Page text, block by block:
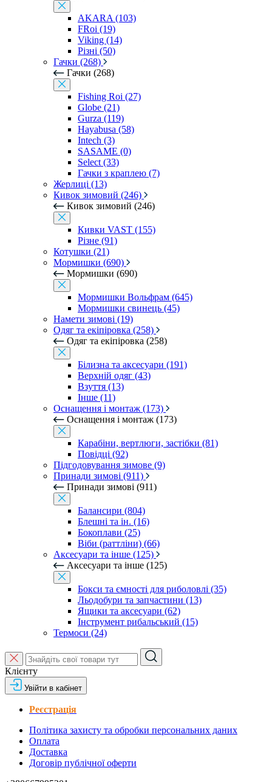
AKARA (103)
FRoi (19)
Viking (14)
Різні (50)
Гачки (268)
Гачки (268)
Fishing Roi (27)
Globe (21)
Gurza (119)
Hayabusa (58)
Intech (3)
SASAME (0)
Select (33)
Гачки з краплею (7)
Жерлиці (13)
Кивок зимовий (246)
Кивок зимовий (246)
Кивки VAST (155)
Різне (91)
Котушки (21)
Мормишки (690)
Мормишки (690)
Мормишки Вольфрам (645)
Мормишки свинець (45)
Намети зимові (19)
Одяг та екіпіровка (258)
Одяг та екіпіровка (258)
Білизна та аксесуари (191)
Верхній одяг (43)
Взуття (13)
Інше (11)
Оснащення і монтаж (173)
Оснащення і монтаж (173)
Карабіни, вертлюги, застібки (81)
Повідці (92)
Підгодовування зимове (9)
Принади зимові (911)
Принади зимові (911)
Балансири (804)
Блешні та ін. (16)
Бокоплави (25)
Віби (раттліни) (66)
Аксесуари та інше (125)
Аксесуари та інше (125)
Бокси та ємності для риболовлі (35)
Льодобури та запчастини (13)
Ящики та аксесуари (62)
Інструмент рибальський (15)
Термоси (24)
Клієнту
Увійти в кабінет
Реєстрація
Політика захисту та обробки персональних даних
Оплата
Доставка
Договір публічної оферти